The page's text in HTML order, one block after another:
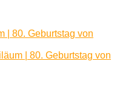
| 80. Geburtstag von
| 80. Geburtstag von